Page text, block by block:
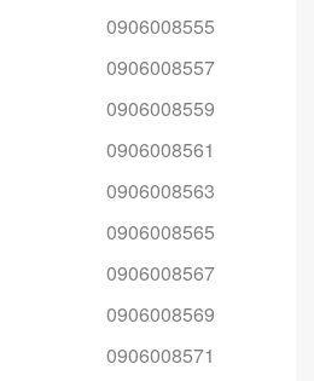
0906008555
0906008557
0906008559
0906008561
0906008563
0906008565
0906008567
0906008569
0906008571